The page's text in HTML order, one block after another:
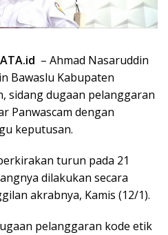
– Ahmad Nasaruddin
Bawaslu Kabupaten
sidang dugaan pelanggaran
Panwascam dengan
keputusan.
turun pada 21
dilakukan secara
akrabnya, Kamis (12/1).
pelanggaran kode etik